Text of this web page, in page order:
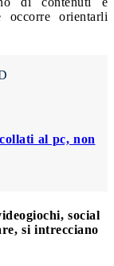
occorre orientarli
al pc, non
social
si intrecciano